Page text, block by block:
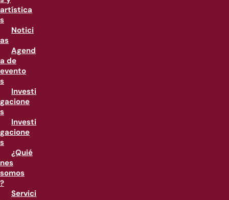
artística
s
Notici
as
Agend
a de
evento
s
Investi
gacione
s
Investi
gacione
s
¿Quié
nes
somos
?
Servici